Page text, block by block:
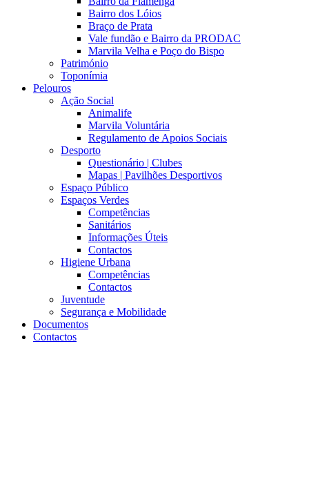
Bairro dos Lóios
Braço de Prata
Vale fundão e Bairro da PRODAC
Marvila Velha e Poço do Bispo
Património
Toponímia
Pelouros
Ação Social
Animalife
Marvila Voluntária
Regulamento de Apoios Sociais
Desporto
Questionário | Clubes
Mapas | Pavilhões Desportivos
Espaço Público
Espaços Verdes
Competências
Sanitários
Informações Úteis
Contactos
Higiene Urbana
Competências
Contactos
Juventude
Segurança e Mobilidade
Documentos
Contactos